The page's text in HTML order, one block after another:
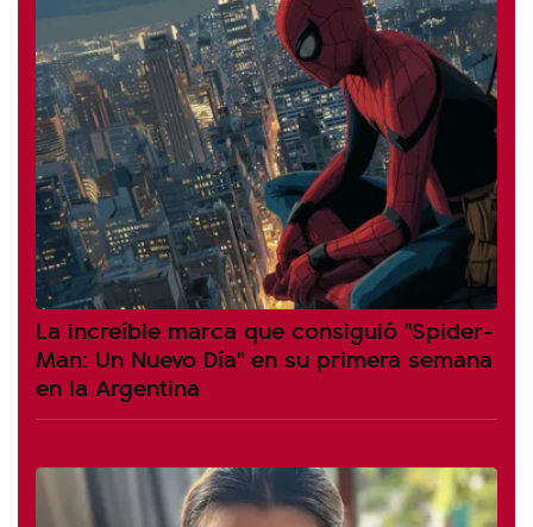
La increíble marca que consiguió "Spider-
Man: Un Nuevo Día" en su primera semana
en la Argentina